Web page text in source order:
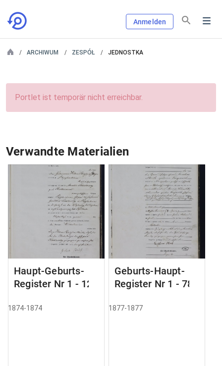
Anmelden
ARCHIWUM ZESPÓŁ JEDNOSTKA
Portlet ist temporär nicht erreichbar.
Verwandte Materialien
Haupt-Geburts-
Register Nr 1 - 12
1874-1874
Geburts-Haupt-
Register Nr 1 - 78
1877-1877